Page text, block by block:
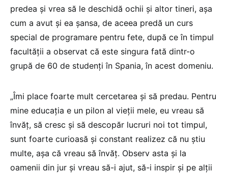
predea și vrea să le deschidă ochii și altor tineri, așa
cum a avut și ea șansa, de aceea predă un curs
special de programare pentru fete, după ce în timpul
facultății a observat că este singura fată dintr-o
grupă de 60 de studenți în Spania, în acest domeniu.
„Îmi place foarte mult cercetarea și să predau. Pentru
mine educația e un pilon al vieții mele, eu vreau să
învăț, să cresc și să descopăr lucruri noi tot timpul,
sunt foarte curioasă și constant realizez că nu știu
multe, așa că vreau să învăț. Observ asta și la
oamenii din jur și vreau să-i ajut, să-i inspir și pe alții